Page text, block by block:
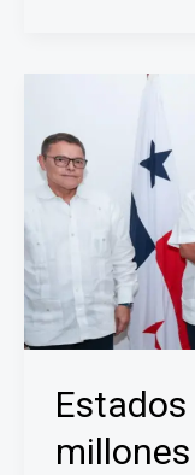
con
rebajas
de
pena